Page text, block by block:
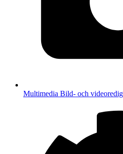
Multimedia Bild- och